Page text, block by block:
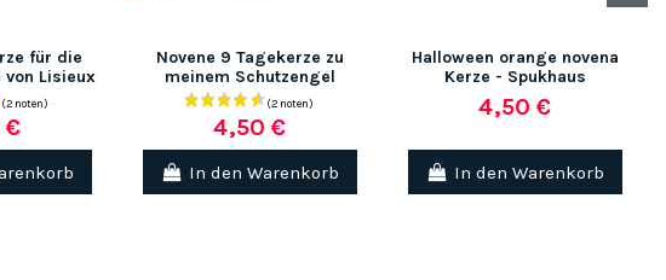
für die
von Lisieux
€
Novene 9 Tagekerze zu
meinem Schutzengel
4,50 €
In den Warenkorb
Halloween orange novena
Kerze - Spukhaus
4,50 €
In den Warenkorb